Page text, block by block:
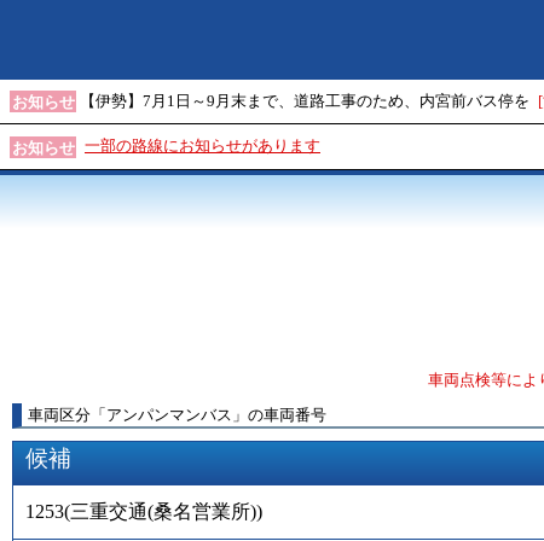
お知らせ 【伊勢】7月1日～9月末まで、道路工事のため、内宮前バス停を
お知らせ 一部の路線にお知らせがあります
車両点検等によ
車両区分 「 アンパンマンバス 」 の車両番号
候補
1253(三重交通(桑名営業所))